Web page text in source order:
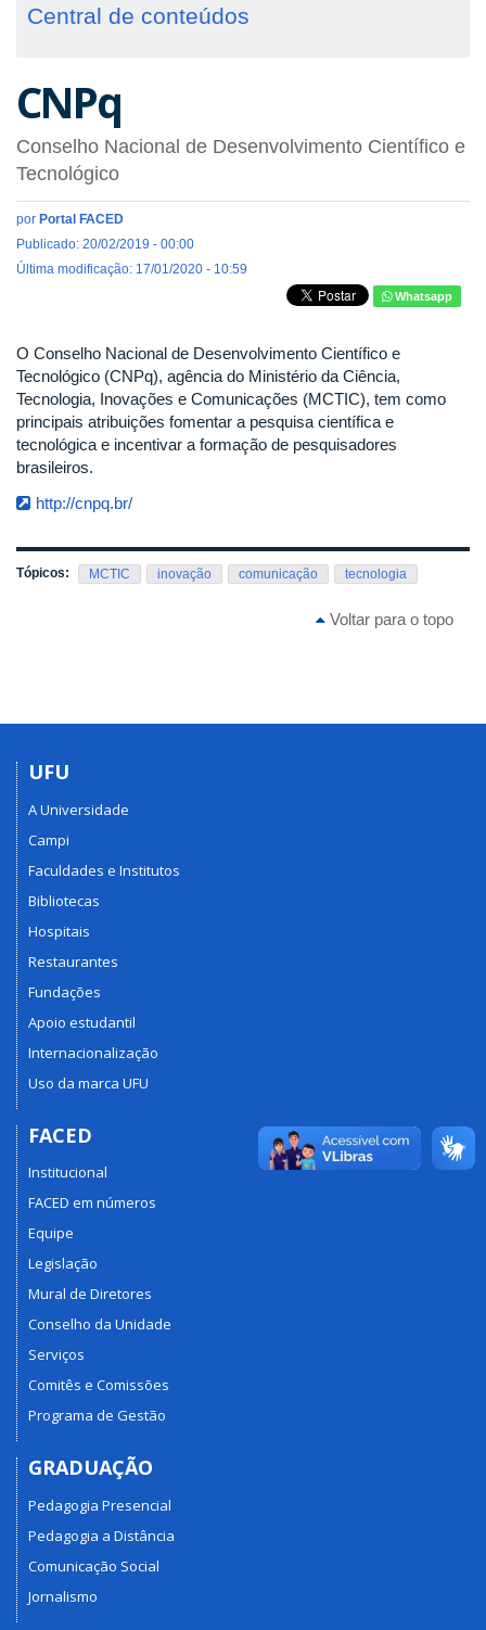
Central de conteúdos
CNPq
Conselho Nacional de Desenvolvimento Científico e
Tecnológico
por Portal FACED
Publicado: 20/02/2019 - 00:00
Última modificação: 17/01/2020 - 10:59
Whatsapp
O Conselho Nacional de Desenvolvimento Científico e
Tecnológico (CNPq), agência do Ministério da Ciência,
Tecnologia, Inovações e Comunicações (MCTIC), tem como
principais atribuições fomentar a pesquisa científica e
tecnológica e incentivar a formação de pesquisadores
brasileiros.
http://cnpq.br/
Tópicos: MCTIC inovação comunicação tecnologia
Voltar para o topo
UFU
A Universidade
Campi
Faculdades e Institutos
Bibliotecas
Hospitais
Restaurantes
Fundações
Apoio estudantil
Internacionalização
Uso da marca UFU
FACED
Institucional
FACED em números
Equipe
Legislação
Mural de Diretores
Conselho da Unidade
Serviços
Comitês e Comissões
Programa de Gestão
GRADUAÇÃO
Pedagogia Presencial
Pedagogia a Distância
Comunicação Social
Jornalismo